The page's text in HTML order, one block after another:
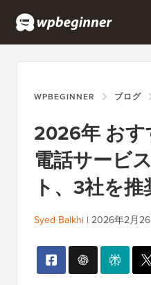
WPBEGINNER ブログ
2026年 お
電話サービ
ト、3社を推
Syed Balkhi | 2026年2月